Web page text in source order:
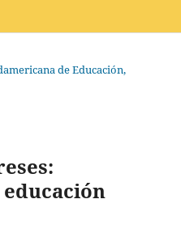
de Educación,